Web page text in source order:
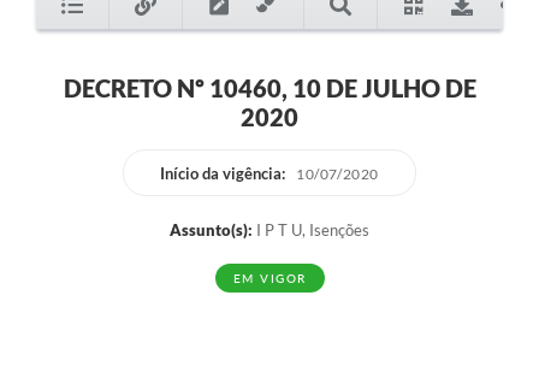
Transparência
Programa Famílias Fortes
Contratação de estagiário - estudante de Direito -
Vagas de emprego no PAT Valinhos
DECRETO Nº 10460, 10 DE JULHO DE
2020
Início da vigência: 10/07/2020
Assunto(s): I P T U, Isenções
EM VIGOR